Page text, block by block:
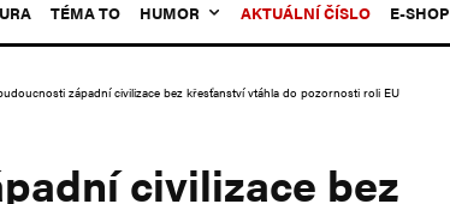
TÉMA TO HUMOR AKTUÁLNÍ ČÍSLO E-SHOP
západní civilizace bez křesťanství vtáhla do pozornosti roli EU
civilizace bez